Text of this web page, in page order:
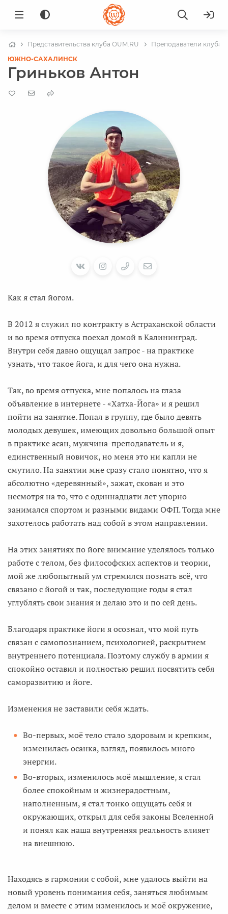
Представительства клуба OUM.RU
Преподаватели клуба
ЮЖНО-САХАЛИНСК
Гриньков Антон
Как я стал йогом.
В 2012 я служил по контракту в Астраханской области
и во время отпуска поехал домой в Калининград.
Внутри себя давно ощущал запрос - на практике
узнать, что такое йога, и для чего она нужна.
Так, во время отпуска, мне попалось на глаза
объявление в интернете - «Хатха-Йога» и я решил
пойти на занятие. Попал в группу, где было девять
молодых девушек, имеющих довольно большой опыт
в практике асан, мужчина-преподаватель и я,
единственный новичок, но меня это ни капли не
смутило. На занятии мне сразу стало понятно, что я
абсолютно «деревянный», зажат, скован и это
несмотря на то, что с одиннадцати лет упорно
занимался спортом и разными видами ОФП. Тогда мне
захотелось работать над собой в этом направлении.
На этих занятиях по йоге внимание уделялось только
работе с телом, без философских аспектов и теории,
мой же любопытный ум стремился познать всё, что
связано с йогой и так, последующие годы я стал
углублять свои знания и делаю это и по сей день.
Благодаря практике йоги я осознал, что мой путь
связан с самопознанием, психологией, раскрытием
внутреннего потенциала. Поэтому службу в армии я
спокойно оставил и полностью решил посвятить себя
саморазвитию и йоге.
Изменения не заставили себя ждать.
Во-первых, моё тело стало здоровым и крепким,
изменилась осанка, взгляд, появилось много
энергии.
Во-вторых, изменилось моё мышление, я стал
более спокойным и жизнерадостным,
наполненным, я стал тонко ощущать себя и
окружающих, открыл для себя законы Вселенной
и понял как наша внутренняя реальность влияет
на внешнюю.
Находясь в гармонии с собой, мне удалось выйти на
новый уровень понимания себя, заняться любимым
делом и вместе с этим изменилось и моё окружение,